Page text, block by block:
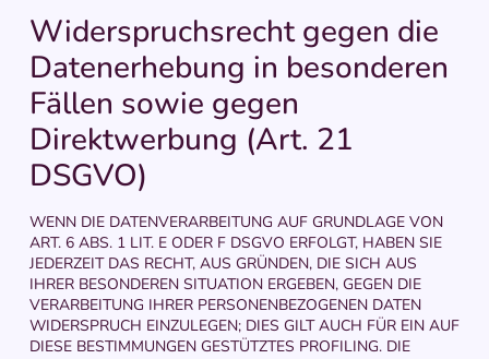
Widerspruchsrecht gegen die
Datenerhebung in besonderen
Fällen sowie gegen
Direktwerbung (Art. 21
DSGVO)
WENN DIE DATENVERARBEITUNG AUF GRUNDLAGE VON
ART. 6 ABS. 1 LIT. E ODER F DSGVO ERFOLGT, HABEN SIE
JEDERZEIT DAS RECHT, AUS GRÜNDEN, DIE SICH AUS
IHRER BESONDEREN SITUATION ERGEBEN, GEGEN DIE
VERARBEITUNG IHRER PERSONENBEZOGENEN DATEN
WIDERSPRUCH EINZULEGEN; DIES GILT AUCH FÜR EIN AUF
DIESE BESTIMMUNGEN GESTÜTZTES PROFILING. DIE